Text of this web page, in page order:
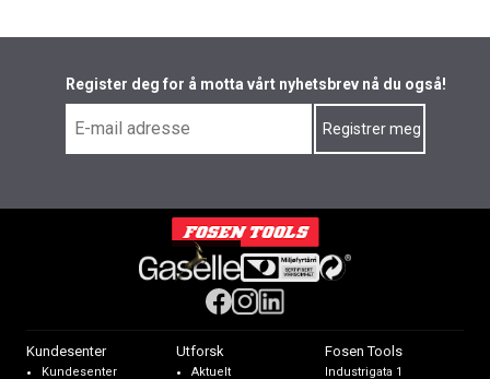
Register deg for å motta vårt nyhetsbrev nå du også!
Kundesenter
Kundesenter
Utforsk
Aktuelt
Fosen Tools
Industrigata 1